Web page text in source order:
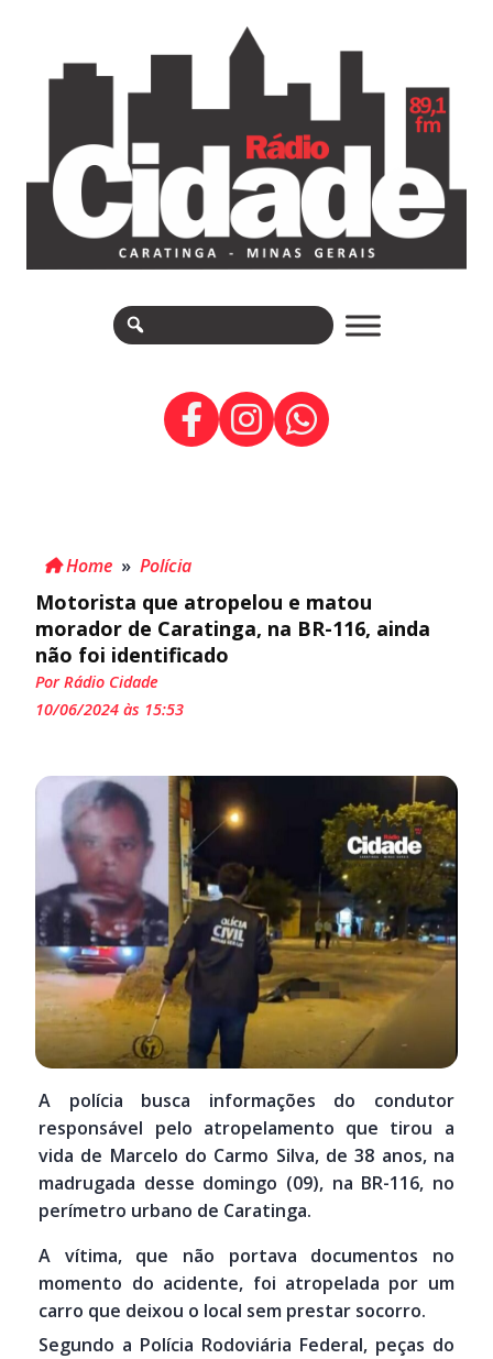
Home » Polícia
Motorista que atropelou e matou
morador de Caratinga, na BR-116, ainda
não foi identificado
Por Rádio Cidade
10/06/2024 às 15:53
A polícia busca informações do condutor
responsável pelo atropelamento que tirou a
vida de Marcelo do Carmo Silva, de 38 anos, na
madrugada desse domingo (09), na BR-116, no
perímetro urbano de Caratinga.
A vítima, que não portava documentos no
momento do acidente, foi atropelada por um
carro que deixou o local sem prestar socorro.
Segundo a Polícia Rodoviária Federal, peças do